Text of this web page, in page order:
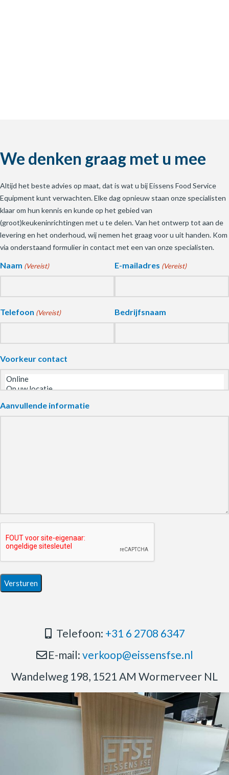
We denken graag met u mee
Altijd het beste advies op maat, dat is wat u bij Eissens Food Service
Equipment kunt verwachten. Elke dag opnieuw staan onze specialisten
klaar om hun kennis en kunde op het gebied van
(groot)keukeninrichtingen met u te delen. Van het ontwerp tot aan de
levering en het onderhoud, wij nemen het graag voor u uit handen. Kom
via onderstaand formulier in contact met een van onze specialisten.
Naam (Vereist) E-mailadres (Vereist)
Telefoon (Vereist) Bedrijfsnaam
Voorkeur contact
Aanvullende informatie
Telefoon: +31 6 2708 6347
E-mail: verkoop@eissensfse.nl
Wandelweg 198, 1521 AM Wormerveer NL